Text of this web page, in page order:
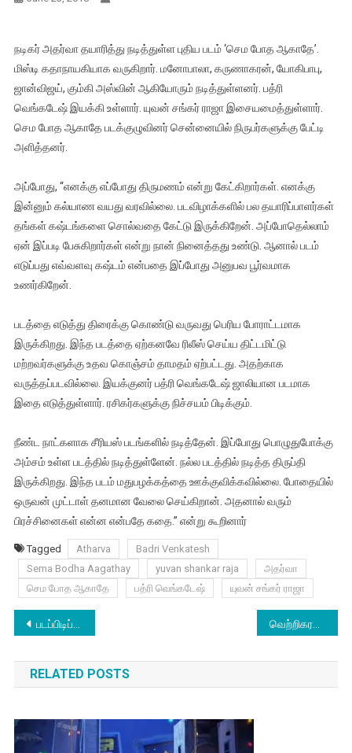
நடிகர் அதர்வா தயாரித்து நடித்துள்ள புதிய படம் ‘செம போத ஆகாதே’.
மிஸ்டி கதாநாயகியாக வருகிறார். மனோபாலா, கருணாகரன், யோகிபாபு,
ஜான்விஜய், கும்கி அஸ்வின் ஆகியோரும் நடித்துள்ளனர். பத்ரி
வெங்கடேஷ் இயக்கி உள்ளார். யுவன் சங்கர் ராஜா இசையமைத்துள்ளார்.
செம போத ஆகாதே படக்குழுவினர் சென்னையில் நிருபர்களுக்கு பேட்டி
அளித்தனர்.
அப்போது, “எனக்கு எப்போது திருமணம் என்று கேட்கிறார்கள். எனக்கு
இன்னும் கல்யாண வயது வரவில்லை. படவிழாக்களில் பல தயாரிப்பாளர்கள்
தங்கள் கஷ்டங்களை சொல்வதை கேட்டு இருக்கிறேன். அப்போதெல்லாம்
ஏன் இப்படி பேசுகிறார்கள் என்று நான் நினைத்தது உண்டு. ஆனால் படம்
எடுப்பது எவ்வளவு கஷ்டம் என்பதை இப்போது அனுபவ பூர்வமாக
உணர்கிறேன்.
படத்தை எடுத்து திரைக்கு கொண்டு வருவது பெரிய போராட்டமாக
இருக்கிறது. இந்த படத்தை ஏற்கனவே ரிலீஸ் செய்ய திட்டமிட்டு
மற்றவர்களுக்கு உதவ கொஞ்சம் தாமதம் ஏற்பட்டது. அதற்காக
வருத்தப்படவில்லை. இயக்குனர் பத்ரி வெங்கடேஷ் ஜாலியான படமாக
இதை எடுத்துள்ளார். ரசிகர்களுக்கு நிச்சயம் பிடிக்கும்.
நீண்ட நாட்களாக சீரியஸ் படங்களில் நடித்தேன். இப்போது பொழுதுபோக்கு
அம்சம் உள்ள படத்தில் நடித்துள்ளேன். நல்ல படத்தில் நடித்த திருப்தி
இருக்கிறது. இந்த படம் மதுபழக்கத்தை ஊக்குவிக்கவில்லை. போதையில்
ஒருவன் முட்டாள் தனமான வேலை செய்கிறான். அதனால் வரும்
பிரச்சினைகள் என்ன என்பதே கதை.” என்று கூறினார்
Tagged Atharva
Badri Venkatesh
Sema Bodha Aagathay
yuvan shankar raja
அதர்வா
செம போத ஆகாதே
பத்ரி வெங்கடேஷ் யுவன் சங்கர் ராஜா
Post
navigation
படப்பிடிப்பில் ஆட்டோகிராஃப், படபடப்பில் அறிமுக நாயகி வெற்றிகரமாக நடந்து முடிந்த சினிமா பி. ஆர். ஓ. யூனியன் தேர்தல்!!
RELATED POSTS